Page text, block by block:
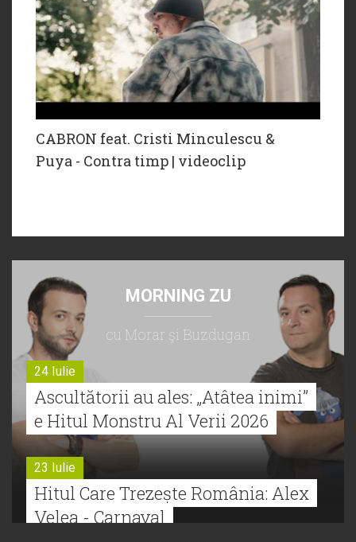
CABRON feat. Cristi Minculescu &
‪Puya - Contra timp | videoclip
MORNING ZU
cu Morar şi Buzdugan
24 Iulie
Ascultătorii au ales: „Atâtea inimi”
e Hitul Monstru Al Verii 2026
23 Iulie
Hitul Care Trezește România: Alex
Velea - Carnaval